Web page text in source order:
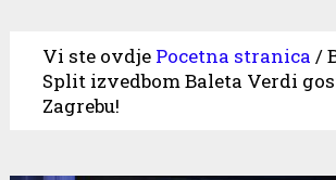
Vi ste ovdje Pocetna stranica /
Split izvedbom Baleta Verdi
Zagrebu!